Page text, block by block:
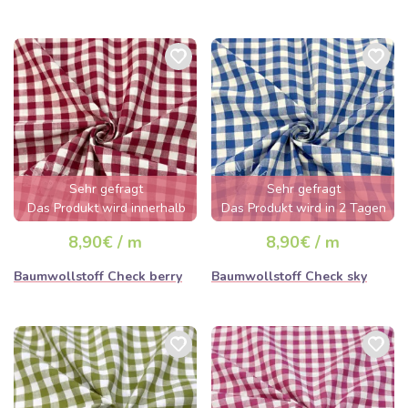
Sehr gefragt
Das Produkt wird innerhalb
von wenigen Stunden
ausverkauft sein
8,90€ / m
Baumwollstoff Check berry
Sehr gefragt
Das Produkt wird in 2 Tagen
ausverkauft sein
8,90€ / m
Baumwollstoff Check sky